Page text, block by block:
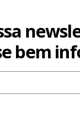
bem